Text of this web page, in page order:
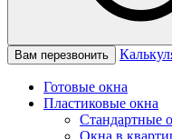
Вам перезвонить
Готовые окна
Пластиковые окна
Стандартные
Окна в